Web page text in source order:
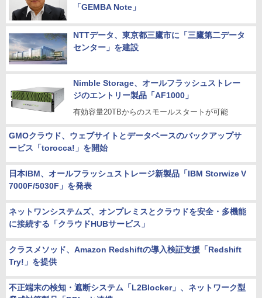
「GEMBA Note」
NTTデータ、東京都三鷹市に「三鷹第二データ
センター」を建設
Nimble Storage、オールフラッシュストレー
ジのエントリー製品「AF1000」
有効容量20TBからのスモールスタートが可能
GMOクラウド、ウェブサイトとデータベースのバックアップサ
ービス「torocca!」を開始
日本IBM、オールフラッシュストレージ新製品「IBM Storwize V
7000F/5030F」を発表
ネットワンシステムズ、オンプレミスとクラウドを安全・多機能
に接続する「クラウドHUBサービス」
クラスメソッド、Amazon Redshiftの導入検証支援「Redshift
Try!」を提供
不正端末の検知・遮断システム「L2Blocker」、ネットワーク型